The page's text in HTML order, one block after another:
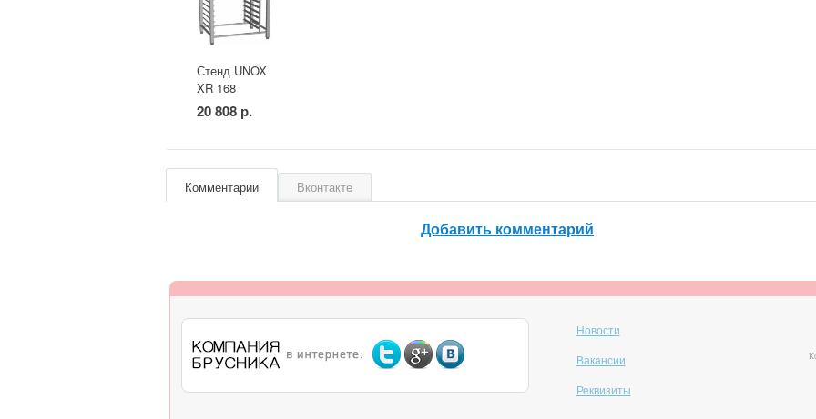
Стенд UNOX
XR 168
20 808 р.
Комментарии Вконтакте
Добавить комментарий
Новости
Вакансии
Реквизиты